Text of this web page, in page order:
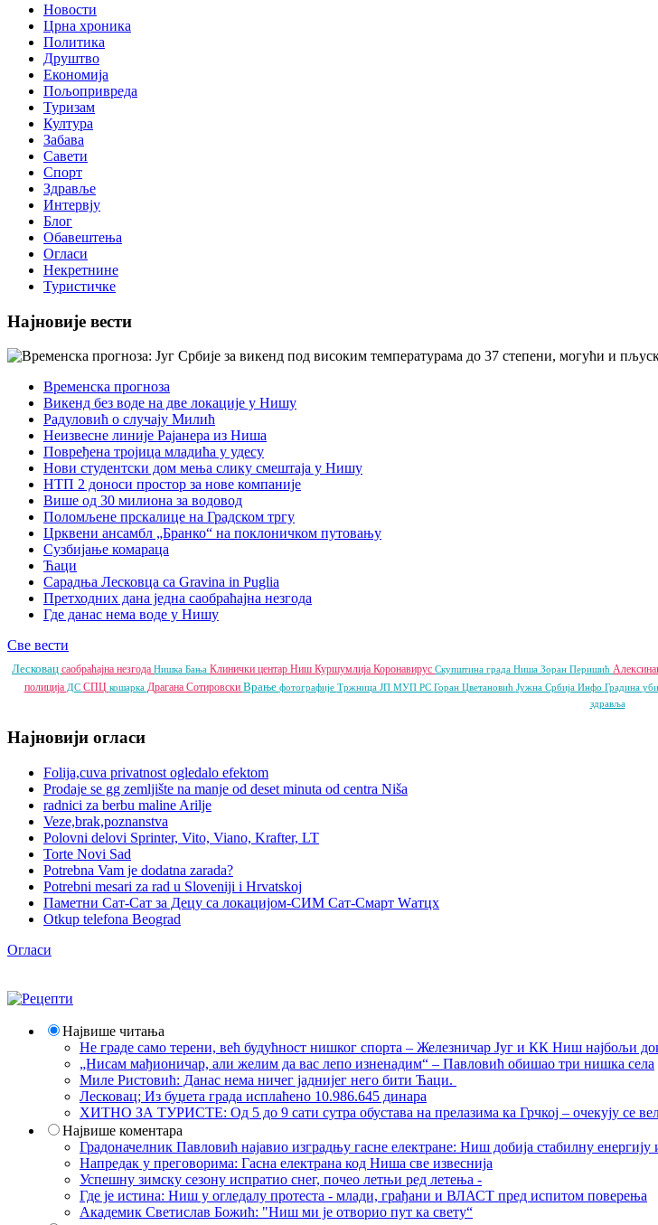
Новости
Црна хроника
Политика
Друштво
Економија
Пољопривреда
Туризам
Култура
Забава
Савети
Спорт
Здравље
Интервју
Блог
Обавештења
Огласи
Некретнине
Туристичке
Најновије вести
Временска прогноза
Викенд без воде на две локације у Нишу
Радуловић о случају Милић
Неизвесне линије Рајанера из Ниша
Повређена тројица младића у удесу
Нови студентски дом мења слику смештаја у Нишу
НТП 2 доноси простор за нове компаније
Више од 30 милиона за водовод
Поломљене прскалице на Градском тргу
Црквени ансамбл „Бранко“ на поклоничком путовању
Сузбијање комараца
Ћаци
Сарадња Лесковца са Gravina in Puglia
Претходних дана једна саобраћајна незгода
Где данас нема воде у Нишу
Све вести
Лесковац саобраћајна незгода Нишка Бања Клинички центар Ниш Куршумлија Коронавирус Скупштина града Ниша Зоран Перишић
полиција ДС СПЦ кошарка Драгана Сотировски Врање фотографије Тржница ЈП МУП РС Горан Цветановић Јужна Србија Инфо Градина
здравља
Најновији огласи
Folija,cuva privatnost ogledalo efektom
Prodaje se gg zemljište na manje od deset minuta od centra Niša
radnici za berbu maline Arilje
Veze,brak,poznanstva
Polovni delovi Sprinter, Vito, Viano, Krafter, LT
Torte Novi Sad
Potrebna Vam je dodatna zarada?
Potrebni mesari za rad u Sloveniji i Hrvatskoj
Паметни Сат-Сат за Децу са локацијом-СИМ Сат-Смарт Wатцх
Otkup telefona Beograd
Огласи
Највише читања
Не граде само терени, већ будућност нишког спорта – Железничар Југ и КК Ниш најбољи
„Нисам мађионичар, али желим да вас лепо изненадим“ – Павловић обишао три нишка села
Миле Ристовић: Данас нема ничег јаднијег него бити Ћаци.
Лесковац; Из буџета града исплаћено 10.986.645 динара
ХИТНО ЗА ТУРИСТЕ: Од 5 до 9 сати сутра обустава на прелазима ка Грчкој – очекују се
Највише коментара
Градоначелник Павловић најавио изградњу гасне електране: Ниш добија стабилну енергију
Напредак у преговорима: Гасна електрана код Ниша све извеснија
Успешну зимску сезону испратио снег, почео летњи ред летења -
Где је истина: Ниш у огледалу протеста - млади, грађани и ВЛАСТ пред испитом поверења
Академик Светислав Божић: "Ниш ми је отворио пут ка свету“